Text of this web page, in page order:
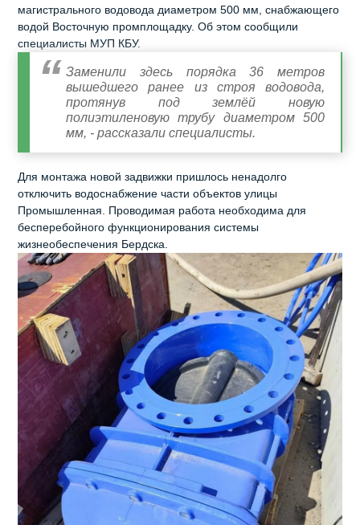
магистрального водовода диаметром 500 мм, снабжающего
водой Восточную промплощадку. Об этом сообщили
специалисты МУП КБУ.
Заменили здесь порядка 36 метров
вышедшего ранее из строя водовода,
протянув под землёй новую
полиэтиленовую трубу диаметром 500
мм, - рассказали специалисты.
Для монтажа новой задвижки пришлось ненадолго
отключить водоснабжение части объектов улицы
Промышленная. Проводимая работа необходима для
бесперебойного функционирования системы
жизнеобеспечения Бердска.